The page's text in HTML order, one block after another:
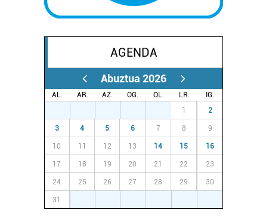
AGENDA
Abuztua 2026
AL. AR. AZ. OG. OL. LR.
IG.
1 2
3 4 5 6 7 8 9
10 11 12 13 14 15 16
17 18 19 20 21 22 23
24 25 26 27 28 29 30
31